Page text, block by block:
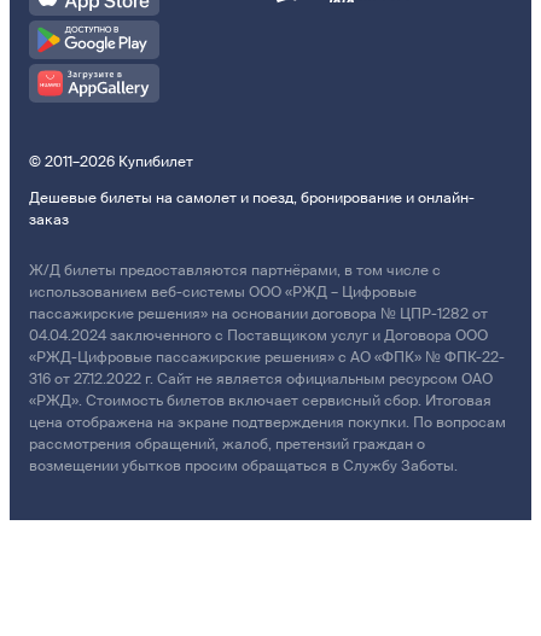
© 2011–2026 Купибилет
Дешевые билеты на самолет и поезд, бронирование и онлайн-
заказ
Ж/Д билеты предоставляются партнёрами, в том числе с
использованием веб-системы ООО «РЖД – Цифровые
пассажирские решения» на основании договора № ЦПР-1282 от
04.04.2024 заключенного с Поставщиком услуг и Договора ООО
«РЖД-Цифровые пассажирские решения» с АО «ФПК» № ФПК-22-
316 от 27.12.2022 г. Сайт не является официальным ресурсом ОАО
«РЖД». Стоимость билетов включает сервисный сбор. Итоговая
цена отображена на экране подтверждения покупки. По вопросам
рассмотрения обращений, жалоб, претензий граждан о
возмещении убытков просим обращаться в Службу Заботы.